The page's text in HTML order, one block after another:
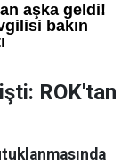
ROK'tan